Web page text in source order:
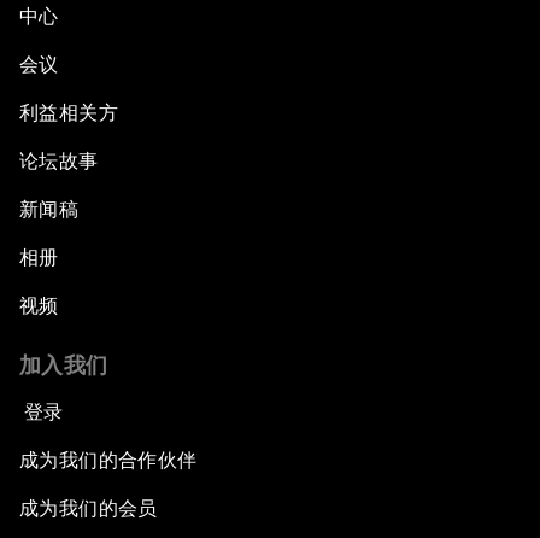
中心
会议
利益相关方
论坛故事
新闻稿
相册
视频
加入我们
登录
成为我们的合作伙伴
成为我们的会员